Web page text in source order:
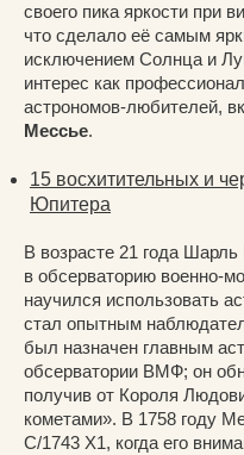
своего пика яркости при
что сделало её самым
исключением Солнца и
интерес как
астрономов-любителей,
Мессье.
15 восхитительных и
Юпитера
В возрасте 21 года
в обсерваторию военно-
научился использовать
стал опытным
был назначен главным
обсерватории ВМФ; он
получив от Короля
кометами». В 1758 году
C/1743 X1, когда его